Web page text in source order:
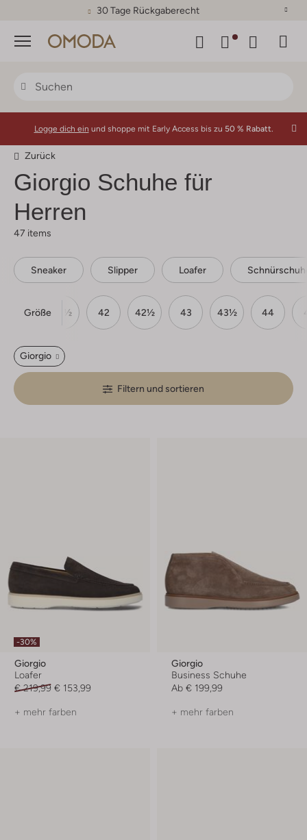
30 Tage Rückgaberecht
Menü
Logge dich ein und shoppe mit Early Access bis zu 50 % Rabatt.
Zurück
Giorgio Schuhe für
Herren
47 items
Sneaker Slipper Loafer
Größe
41 41½ 42 42½ 43 43½ 44
Giorgio
Filtern und sortieren
-30%
Giorgio
Loafer
€ 219,99 € 153,99
+ mehr farben
Giorgio
Business Schuhe
Ab € 199,99
+ mehr farben